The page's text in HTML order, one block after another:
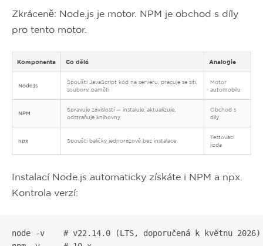
Zkráceně: Node.js je motor. NPM je obchod s díly
pro tento motor.
Komponenta Co dělá Analogie
Node.js
Spouští JavaScript kód na serveru, pracuje se sítí,
soubory, pamětí
Motor
automobilu
NPM
Spravuje závislosti — instaluje, aktualizuje,
odstraňuje knihovny
Obchod s
díly
npx Spouští balíčky jednorázově bez instalace
Testovací
jízda
Instalací Node.js automaticky získáte i NPM a npx.
Kontrola verzí:
node -v    # v22.14.0 (LTS, doporučená k květnu 2026)